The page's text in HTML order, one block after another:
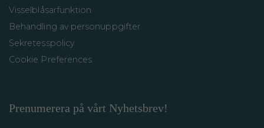
Visselblåsarfunktion
Behandling av personuppgifter
Sekretesspolicy
Cookie Preferences
Prenumerera på vårt Nyhetsbrev!